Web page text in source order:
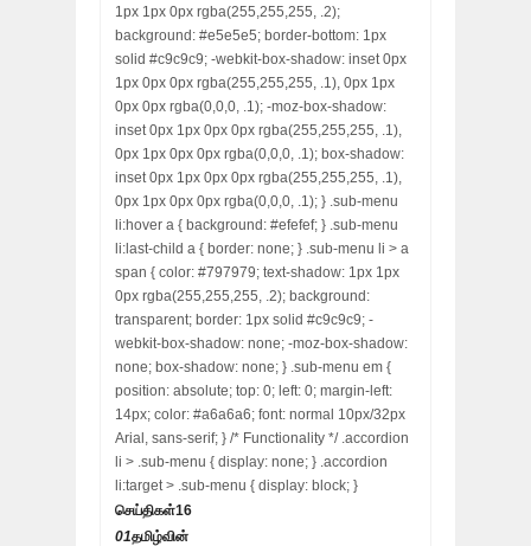
1px 1px 0px rgba(255,255,255, .2);
background: #e5e5e5; border-bottom: 1px
solid #c9c9c9; -webkit-box-shadow: inset 0px
1px 0px 0px rgba(255,255,255, .1), 0px 1px
0px 0px rgba(0,0,0, .1); -moz-box-shadow:
inset 0px 1px 0px 0px rgba(255,255,255, .1),
0px 1px 0px 0px rgba(0,0,0, .1); box-shadow:
inset 0px 1px 0px 0px rgba(255,255,255, .1),
0px 1px 0px 0px rgba(0,0,0, .1); } .sub-menu
li:hover a { background: #efefef; } .sub-menu
li:last-child a { border: none; } .sub-menu li > a
span { color: #797979; text-shadow: 1px 1px
0px rgba(255,255,255, .2); background:
transparent; border: 1px solid #c9c9c9; -
webkit-box-shadow: none; -moz-box-shadow:
none; box-shadow: none; } .sub-menu em {
position: absolute; top: 0; left: 0; margin-left:
14px; color: #a6a6a6; font: normal 10px/32px
Arial, sans-serif; } /* Functionality */ .accordion
li > .sub-menu { display: none; } .accordion
li:target > .sub-menu { display: block; }
செய்திகள்16
01தமிழ்வின்